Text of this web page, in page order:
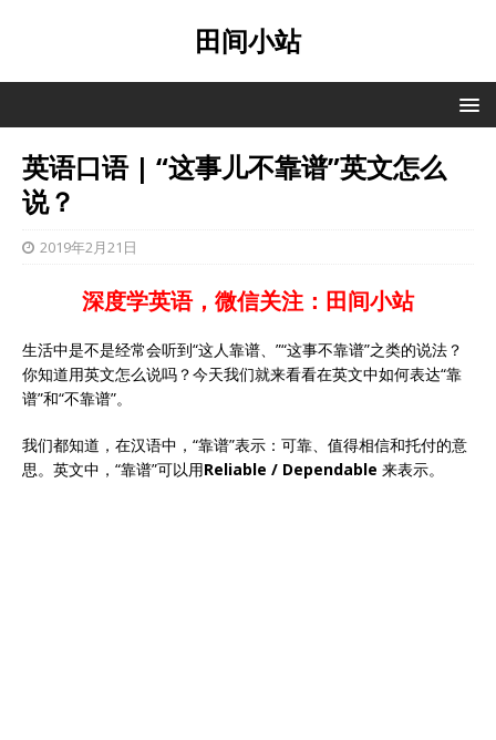
田间小站
英语口语 | “这事儿不靠谱”英文怎么
说？
2019年2月21日
深度学英语，微信关注：田间小站
生活中是不是经常会听到“这人靠谱、”“这事不靠谱”之类的说法？
你知道用英文怎么说吗？今天我们就来看看在英文中如何表达“靠
谱”和“不靠谱”。
我们都知道，在汉语中，“靠谱”表示：可靠、值得相信和托付的意
思。英文中，“靠谱”可以用Reliable / Dependable 来表示。